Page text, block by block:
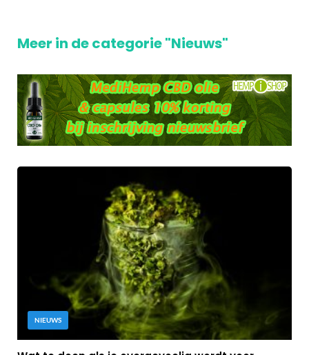
Meer in de categorie "Nieuws"
NIEUWS